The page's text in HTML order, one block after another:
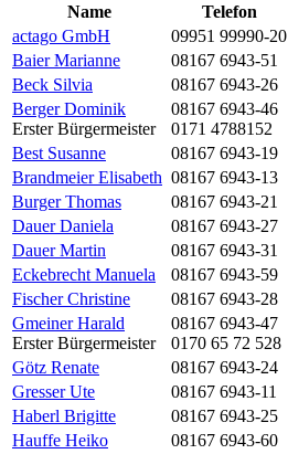
Name
Telefon
actago GmbH
09951 99990-20
Baier Marianne
08167 6943-51
Beck Silvia
08167 6943-26
Berger Dominik
Erster Bürgermeister
08167 6943-46
0171 4788152
Best Susanne
08167 6943-19
Brandmeier Elisabeth 08167 6943-13
Burger Thomas
08167 6943-21
Dauer Daniela
08167 6943-27
Dauer Martin
08167 6943-31
Eckebrecht Manuela
08167 6943-59
Fischer Christine
08167 6943-28
Gmeiner Harald
Erster Bürgermeister
08167 6943-47
0170 65 72 528
Götz Renate
08167 6943-24
Gresser Ute
08167 6943-11
Haberl Brigitte
08167 6943-25
Hauffe Heiko
08167 6943-60